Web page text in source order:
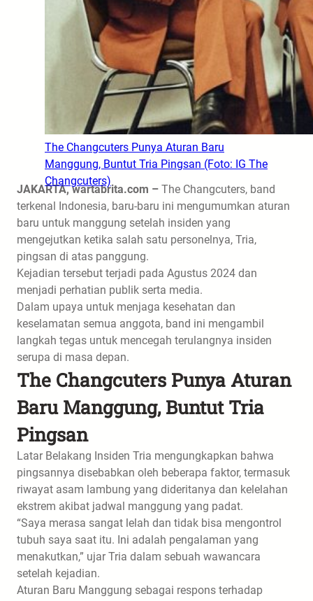
The Changcuters Punya Aturan Baru
Manggung, Buntut Tria Pingsan (Foto: IG The
Changcuters)
JAKARTA, wartabrita.com – The Changcuters, band
terkenal Indonesia, baru-baru ini mengumumkan aturan
baru untuk manggung setelah insiden yang
mengejutkan ketika salah satu personelnya, Tria,
pingsan di atas panggung.
Kejadian tersebut terjadi pada Agustus 2024 dan
menjadi perhatian publik serta media.
Dalam upaya untuk menjaga kesehatan dan
keselamatan semua anggota, band ini mengambil
langkah tegas untuk mencegah terulangnya insiden
serupa di masa depan.
The Changcuters Punya Aturan
Baru Manggung, Buntut Tria
Pingsan
Latar Belakang Insiden Tria mengungkapkan bahwa
pingsannya disebabkan oleh beberapa faktor, termasuk
riwayat asam lambung yang dideritanya dan kelelahan
ekstrem akibat jadwal manggung yang padat.
“Saya merasa sangat lelah dan tidak bisa mengontrol
tubuh saya saat itu. Ini adalah pengalaman yang
menakutkan,” ujar Tria dalam sebuah wawancara
setelah kejadian.
Aturan Baru Manggung sebagai respons terhadap